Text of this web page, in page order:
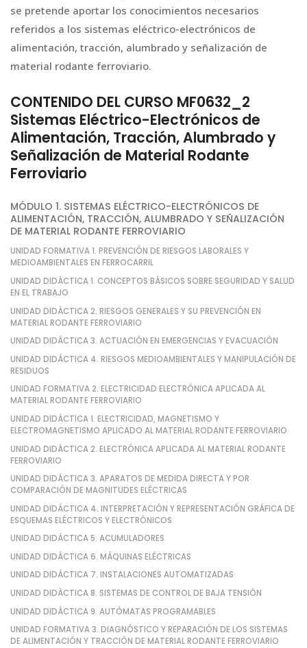
se pretende aportar los conocimientos necesarios
referidos a los sistemas eléctrico-electrónicos de
alimentación, tracción, alumbrado y señalización de
material rodante ferroviario.
CONTENIDO DEL CURSO MF0632_2
Sistemas Eléctrico-Electrónicos de
Alimentación, Tracción, Alumbrado y
Señalización de Material Rodante
Ferroviario
MÓDULO 1. SISTEMAS ELÉCTRICO-ELECTRÓNICOS DE
ALIMENTACIÓN, TRACCIÓN, ALUMBRADO Y SEÑALIZACIÓN
DE MATERIAL RODANTE FERROVIARIO
UNIDAD FORMATIVA 1. PREVENCIÓN DE RIESGOS LABORALES Y
MEDIOAMBIENTALES EN FERROCARRIL
UNIDAD DIDÁCTICA 1. CONCEPTOS BÁSICOS SOBRE SEGURIDAD Y SALUD
EN EL TRABAJO
UNIDAD DIDÁCTICA 2. RIESGOS GENERALES Y SU PREVENCIÓN EN
MATERIAL RODANTE FERROVIARIO
UNIDAD DIDÁCTICA 3. ACTUACIÓN EN EMERGENCIAS Y EVACUACIÓN
UNIDAD DIDÁCTICA 4. RIESGOS MEDIOAMBIENTALES Y MANIPULACIÓN DE
RESIDUOS
UNIDAD FORMATIVA 2. ELECTRICIDAD ELECTRÓNICA APLICADA AL
MATERIAL RODANTE FERROVIARIO
UNIDAD DIDÁCTICA 1. ELECTRICIDAD, MAGNETISMO Y
ELECTROMAGNETISMO APLICADO AL MATERIAL RODANTE FERROVIARIO
UNIDAD DIDÁCTICA 2. ELECTRÓNICA APLICADA AL MATERIAL RODANTE
FERROVIARIO
UNIDAD DIDÁCTICA 3. APARATOS DE MEDIDA DIRECTA Y POR
COMPARACIÓN DE MAGNITUDES ELÉCTRICAS
UNIDAD DIDÁCTICA 4. INTERPRETACIÓN Y REPRESENTACIÓN GRÁFICA DE
ESQUEMAS ELÉCTRICOS Y ELECTRÓNICOS
UNIDAD DIDÁCTICA 5. ACUMULADORES
UNIDAD DIDÁCTICA 6. MÁQUINAS ELÉCTRICAS
UNIDAD DIDÁCTICA 7. INSTALACIONES AUTOMATIZADAS
UNIDAD DIDÁCTICA 8. SISTEMAS DE CONTROL DE BAJA TENSIÓN
UNIDAD DIDÁCTICA 9. AUTÓMATAS PROGRAMABLES
UNIDAD FORMATIVA 3. DIAGNÓSTICO Y REPARACIÓN DE LOS SISTEMAS
DE ALIMENTACIÓN Y TRACCIÓN DE MATERIAL RODANTE FERROVIARIO